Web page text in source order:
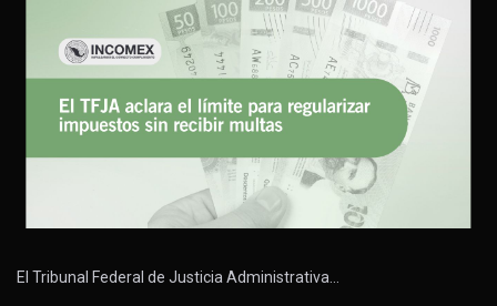
El Tribunal Federal de Justicia Administrativa…